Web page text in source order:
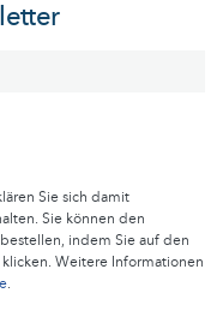
Sie sich damit
Sie können den
indem Sie auf den
Weitere Informationen
.